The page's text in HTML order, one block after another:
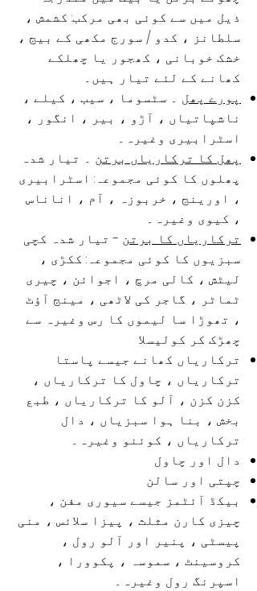
ذیل میں سے کوئی بھی مرکب: کشمش ،
سلطانز ، کدو / سورج مکھی کے بیج ،
خشک خوبانی ، کھجور یا چھلکے
کھانے کے لئے تیار ہیں۔
پورے پھل ۔ سٹسوما ، سیب ، کیلے ،
ناشپاتیاں ، آڑو ، بیر ، انگور ،
اسٹرابیری وغیرہ۔
پھل کا ترکاریاں برتن ۔ تیار شدہ
پھلوں کا کوئی مجموعہ: اسٹرابیری
، اورینج ، خربوزہ ، آم ، اناناس
، کیوی وغیرہ۔
ترکاریاں کا برتن - تیار شدہ کچی
سبزیوں کا کوئی مجموعہ: ککڑی ،
لیٹش ، کالی مرچ ، اجوائن ، چیری
ٹماٹر ، گاجر کی لاٹھی ، مینج آؤٹ
، تھوڑا سا لیموں کا رس وغیرہ سے
چھڑک کر کولیسلا
ترکاریاں کھانے جیسے پاستا
ترکاریاں ، چاول کا ترکاریاں ،
کزن کزن ، آلو کا ترکاریاں ، طبع
بخش ، بنا ہوا سبزیاں ، دال
ترکاریاں ، کوئنو وغیرہ۔
دال اور چاول
چپتی اور سالن
بیکڈ آئٹمز جیسے سیوری مفن ،
چیزی کارن مثلث ، پیزا سلائس ، منی
پیسٹی ، پنیر اور آلو رول ،
کروسینٹ ، سموسہ ، پکوورا ،
اسپرنگ رول وغیرہ۔